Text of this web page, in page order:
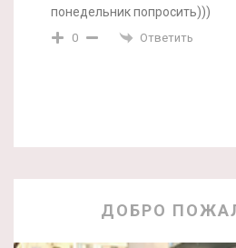
понедельник попросить)))
0 Ответить
ДОБРО